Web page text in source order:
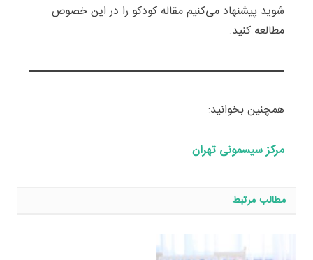
شوید پیشنهاد می‌کنیم مقاله کودکو را در این خصوص
مطالعه کنید.
همچنین بخوانید:
مرکز سیسمونی تهران
مطالب مرتبط